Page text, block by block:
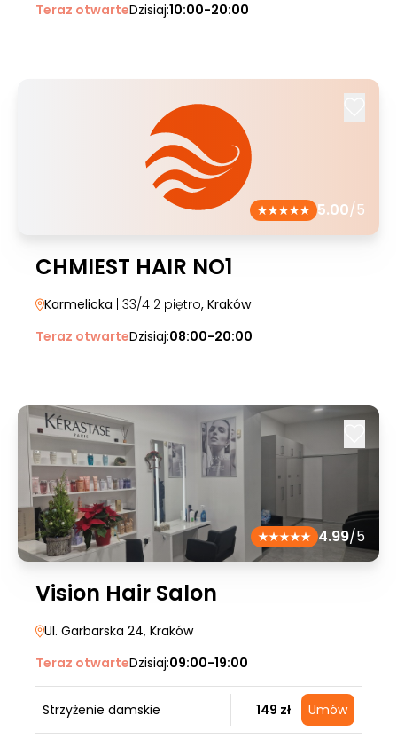
Teraz otwarteDzisiaj:10:00-20:00
5.00/5
CHMIEST HAIR NO1
Karmelicka | 33/4 2 piętro, Kraków
Teraz otwarteDzisiaj:08:00-20:00
4.99/5
Vision Hair Salon
Ul. Garbarska 24, Kraków
Teraz otwarteDzisiaj:09:00-19:00
Strzyżenie damskie 149 zł Umów